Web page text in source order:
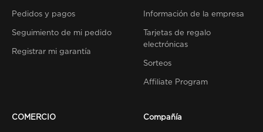
Pedidos y pagos
Seguimiento de mi pedido
Registrar mi garantía
Información de la empresa
Tarjetas de regalo
electrónicas
Sorteos
Affiliate Program
COMERCIO Compañía